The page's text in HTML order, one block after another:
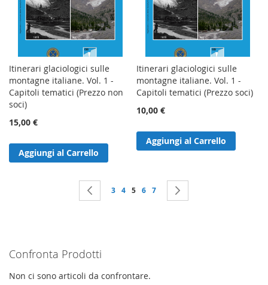
Itinerari glaciologici sulle
montagne italiane. Vol. 1 -
Capitoli tematici (Prezzo non
soci)
15,00 €
Aggiungi al Carrello
Itinerari glaciologici sulle
montagne italiane. Vol. 1 -
Capitoli tematici (Prezzo soci)
10,00 €
Aggiungi al Carrello
Pagina Pagina
Precedente
Pagina
3 Pagina
4 Attualmente stai leggendo la pagina
5 Pagina
6 Pagina
7
Confronta Prodotti
Non ci sono articoli da confrontare.